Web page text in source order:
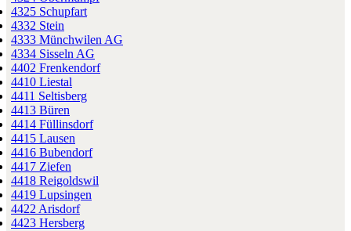
4325 Schupfart
4332 Stein
4333 Münchwilen AG
4334 Sisseln AG
4402 Frenkendorf
4410 Liestal
4411 Seltisberg
4413 Büren
4414 Füllinsdorf
4415 Lausen
4416 Bubendorf
4417 Ziefen
4418 Reigoldswil
4419 Lupsingen
4422 Arisdorf
4423 Hersberg